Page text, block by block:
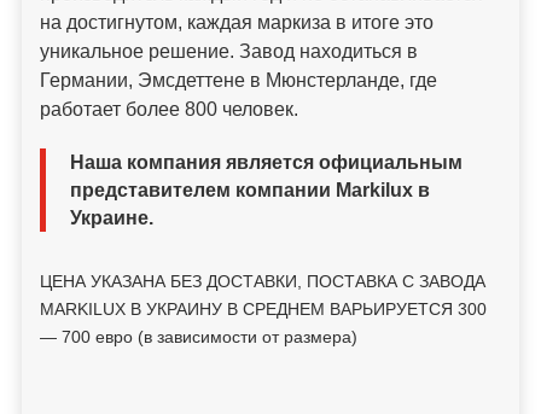
на достигнутом, каждая маркиза в итоге это
уникальное решение. Завод находиться в
Германии, Эмсдеттене в Мюнстерланде, где
работает более 800 человек.
Наша компания является официальным
представителем компании Markilux в
Украине.
ЦЕНА УКАЗАНА БЕЗ ДОСТАВКИ, ПОСТАВКА С ЗАВОДА
MARKILUX В УКРАИНУ В СРЕДНЕМ ВАРЬИРУЕТСЯ 300
— 700 евро (в зависимости от размера)